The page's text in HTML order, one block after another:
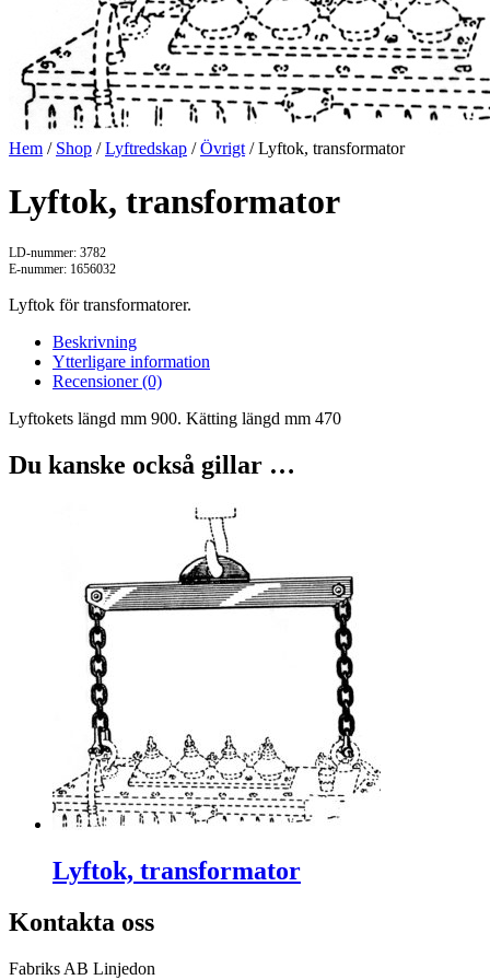
Hem / Shop /Lyftredskap /Övrigt / Lyftok, transformator
Lyftok, transformator
LD-nummer: 3782
E-nummer: 1656032
Lyftok för transformatorer.
Beskrivning
Ytterligare information
Recensioner (0)
Lyftokets längd mm 900. Kätting längd mm 470
Du kanske också gillar …
Lyftok, transformator
Kontakta oss
Fabriks AB Linjedon